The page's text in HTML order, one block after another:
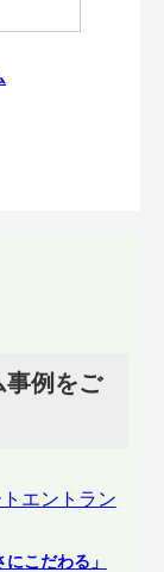
事例をご
にこだわる」